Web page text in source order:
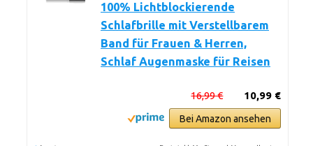
100% Lichtblockierende
Schlafbrille mit Verstellbarem
Band für Frauen & Herren,
Schlaf Augenmaske für Reisen
10,99 €
16,99 €
Bei Amazon ansehen